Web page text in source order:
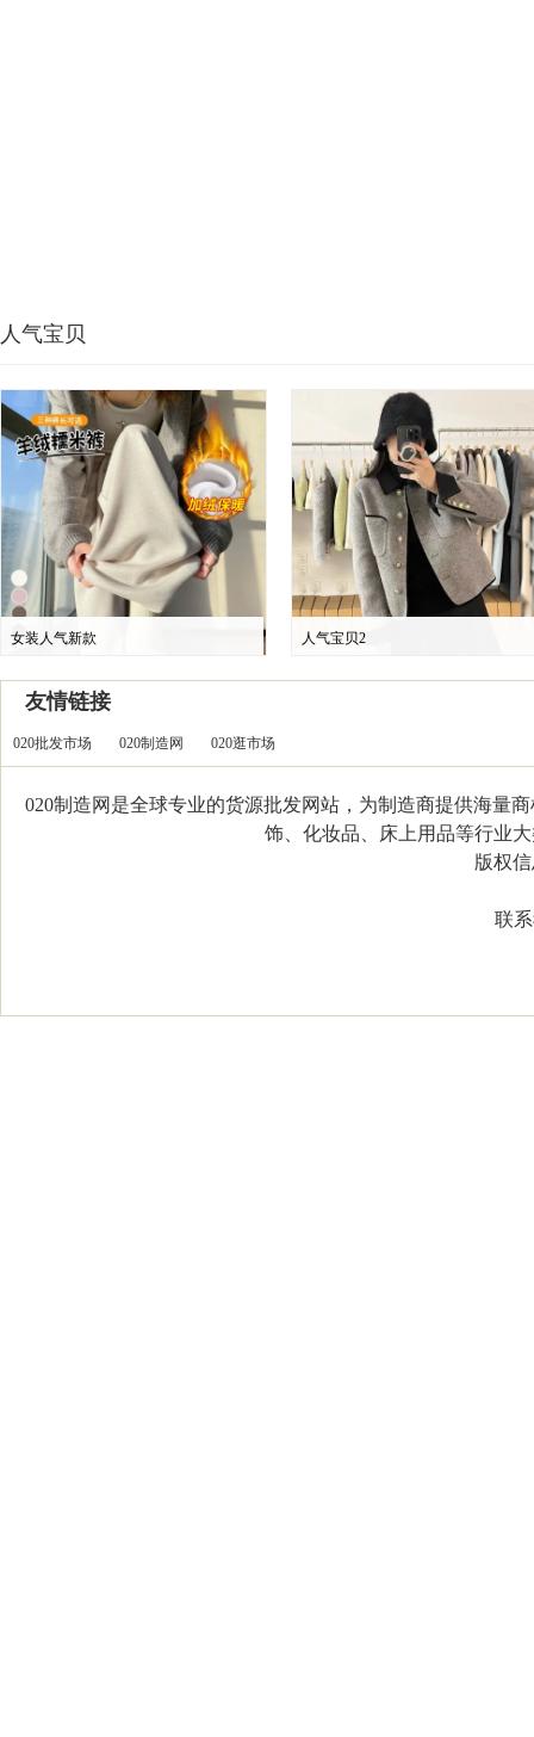
人气宝贝
女装人气新款 人气宝贝2
友情链接
020批发市场 020制造网 020逛市场
020制造网是全球专业的货源批发网站，为制造商提供海量
饰、化妆品、床上用品等行业
版权信
联